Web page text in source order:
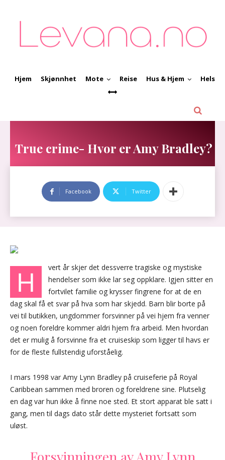
Hjem Skjønnhet Mote Reise Hus & Hjem Helse
True crime- Hvor er Amy Bradley?
Facebook Twitter
H
vert år skjer det dessverre tragiske og mystiske
hendelser som ikke lar seg oppklare. Igjen sitter en
fortvilet familie og krysser fingrene for at de en
dag skal få et svar på hva som har skjedd. Barn blir borte på
vei til butikken, ungdommer forsvinner på vei hjem fra venner
og noen foreldre kommer aldri hjem fra arbeid. Men hvordan
det er mulig å forsvinne fra et cruiseskip som ligger til havs er
for de fleste fullstendig uforståelig.
I mars 1998 var Amy Lynn Bradley på cruiseferie på Royal
Caribbean sammen med broren og foreldrene sine. Plutselig
en dag var hun ikke å finne noe sted. Et stort apparat ble satt i
gang, men til dags dato står dette mysteriet fortsatt som
uløst.